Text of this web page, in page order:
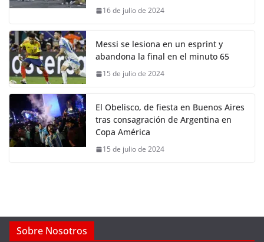
16 de julio de 2024
Messi se lesiona en un esprint y
abandona la final en el minuto 65
15 de julio de 2024
El Obelisco, de fiesta en Buenos Aires
tras consagración de Argentina en
Copa América
15 de julio de 2024
Sobre Nosotros